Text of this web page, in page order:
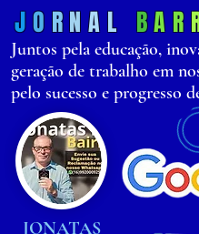
JO RNAL BAR
Juntos pela educação,
geração de trabalho em
pelo sucesso e progresso
JONATAS